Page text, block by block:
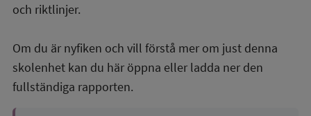
och riktlinjer.
Om du är nyfiken och vill förstå mer om just denna
skolenhet kan du här öppna eller ladda ner den
fullständiga rapporten.